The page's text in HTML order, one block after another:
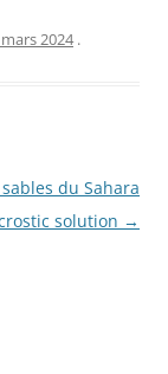
2024 .
du Sahara
solution →